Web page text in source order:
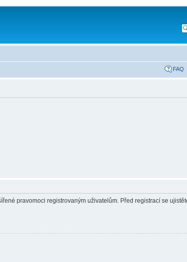
FAQ
pravomoci registrovaným uživatelům. Před registrací se